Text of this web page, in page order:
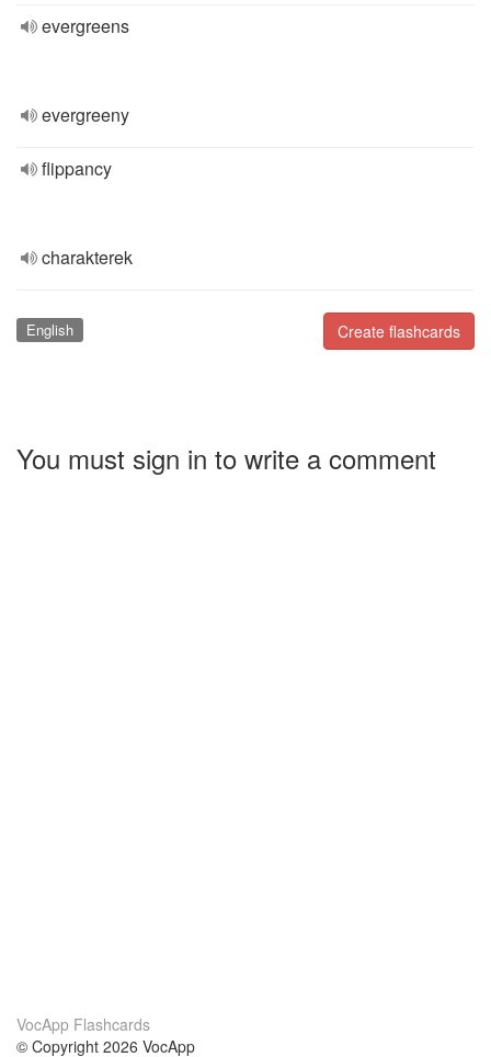
evergreens
evergreeny
flippancy
charakterek
Create flashcards
English
You must sign in to write a comment
VocApp Flashcards
© Copyright 2026 VocApp